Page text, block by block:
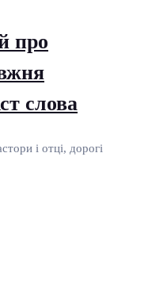
про
слова
і отці, дорогі